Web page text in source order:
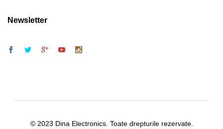
Newsletter
© 2023 Dina Electronics. Toate drepturile rezervate.